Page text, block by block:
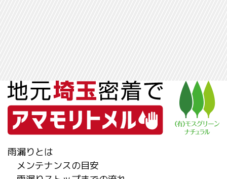
雨漏りとは
メンテナンスの目安